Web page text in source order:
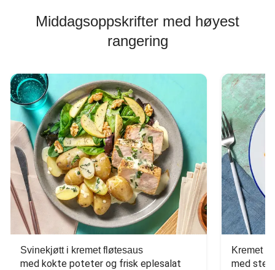
Middagsoppskrifter med høyest
rangering
Svinekjøtt i kremet fløtesaus
med kokte poteter og frisk eplesalat
Kremet
med